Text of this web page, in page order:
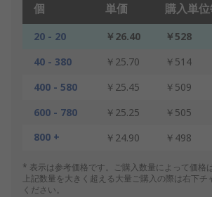
個 単価 購入単
20 - 20 ￥26.40
￥528
40 - 380
￥25.70
￥514
400 - 580
￥25.45
￥509
600 - 780
￥25.25
￥505
800 +
￥24.90 ￥498
* 表示は参考価格です。ご購入数量によって価格
上記数量を大きく超える大量ご購入の際は右下チ
ください。